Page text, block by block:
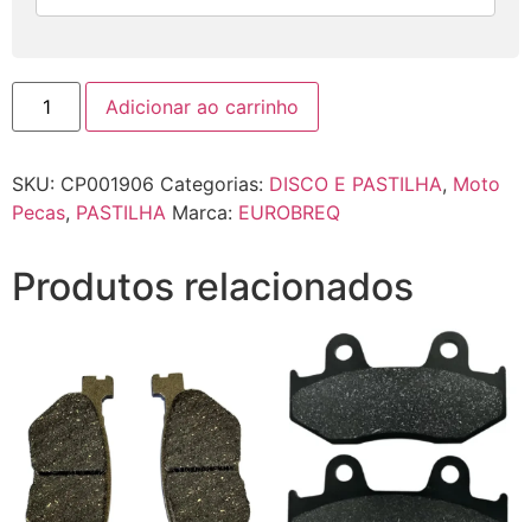
Adicionar ao carrinho
SKU: CP001906 Categorias: DISCO E PASTILHA, Moto
Pecas, PASTILHA Marca: EUROBREQ
Produtos relacionados